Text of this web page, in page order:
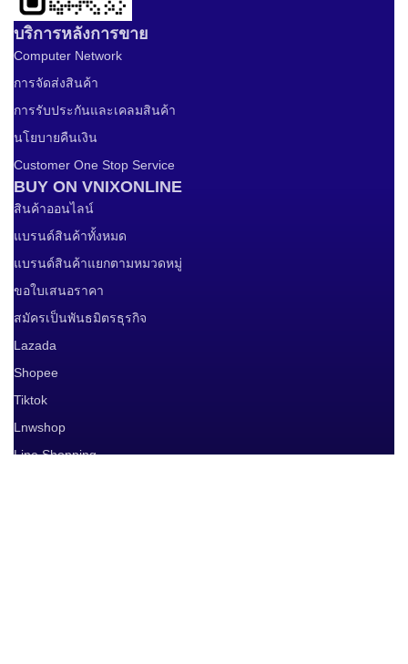
บริการหลังการขาย
Computer Network
การจัดส่งสินค้า
การรับประกันและเคลมสินค้า
นโยบายคืนเงิน
Customer One Stop Service
BUY ON VNIXONLINE
สินค้าออนไลน์
แบรนด์สินค้าทั้งหมด
แบรนด์สินค้าแยกตามหมวดหมู่
ขอใบเสนอราคา
สมัครเป็นพันธมิตรธุรกิจ
Lazada
Shopee
Tiktok
Lnwshop
Line Shopping